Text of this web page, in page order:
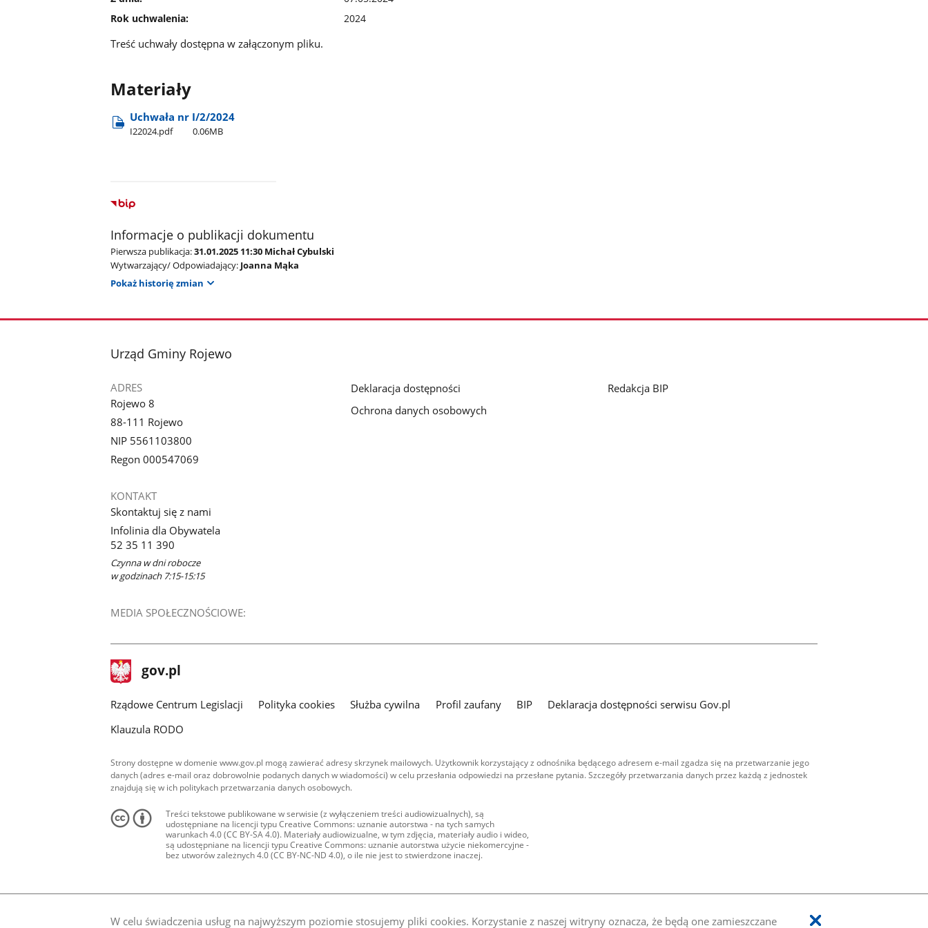
W celu świadczenia usług na najwyższym poziomie stosujemy pliki cookies. Korzystanie z naszej witryny oznacza, że będą one zamieszczane
Rok uchwalenia:
2024
Treść uchwały dostępna w załączonym pliku.
Materiały
Uchwała nr I/2/2024
I22024.pdf 0.06MB
Informacje o publikacji dokumentu
Pierwsza publikacja:31.01.2025 11:30 Michał Cybulski
Wytwarzający/ Odpowiadający: Joanna Mąka
Pokaż historię zmian
stopka
Urząd Gminy Rojewo
ADRES
Rojewo 8
88-111 Rojewo
NIP 5561103800
Regon 000547069
KONTAKT
Skontaktuj się z nami
Infolinia dla Obywatela
52 35 11 390
Czynna w dni robocze
w godzinach 7:15-15:15
MEDIA SPOŁECZNOŚCIOWE:
Deklaracja dostępności
Ochrona danych osobowych
Redakcja BIP
stopka
gov.pl Strona
gov.pl
Rządowe Centrum Legislacji Polityka cookies Służba cywilna Profil zaufany BIP
Deklaracja dostępności serwisu Gov.pl
Klauzula RODO
Strony dostępne w domenie www.gov.pl mogą zawierać adresy skrzynek mailowych. Użytkownik korzystający z odnośnika będącego adresem e-mail zgadza się na przetwarzanie jego
danych (adres e-mail oraz dobrowolnie podanych danych w wiadomości) w celu przesłania odpowiedzi na przesłane pytania. Szczegóły przetwarzania danych przez każdą z jednostek
znajdują się w ich politykach przetwarzania danych osobowych.
Treści tekstowe publikowane w serwisie (z wyłączeniem treści audiowizualnych), są
udostępniane na licencji typu Creative Commons: uznanie autorstwa - na tych samych
warunkach 4.0 (CC BY-SA 4.0). Materiały audiowizualne, w tym zdjęcia, materiały audio i wideo,
są udostępniane na licencji typu Creative Commons: uznanie autorstwa użycie niekomercyjne -
bez utworów zależnych 4.0 (CC BY-NC-ND 4.0), o ile nie jest to stwierdzone inaczej.